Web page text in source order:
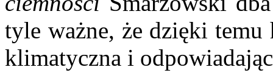
tyle ważne, że dzięki
klimatyczna i